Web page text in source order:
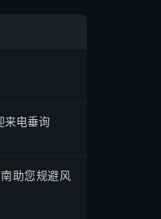
来电垂询
助您规避风